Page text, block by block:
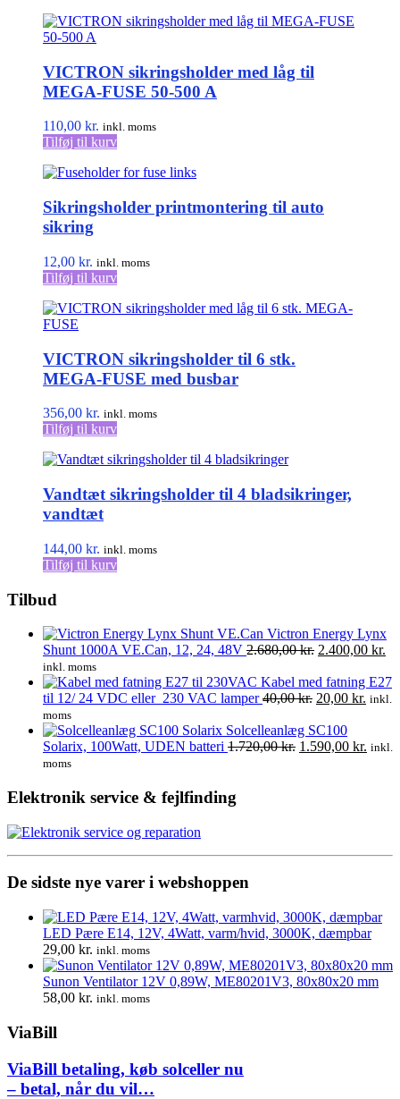
VICTRON sikringsholder med låg til
MEGA-FUSE 50-500 A
110,00 kr. inkl. moms
Tilføj til kurv
Sikringsholder printmontering til auto
sikring
12,00 kr. inkl. moms
Tilføj til kurv
VICTRON sikringsholder til 6 stk.
MEGA-FUSE med busbar
356,00 kr. inkl. moms
Tilføj til kurv
Vandtæt sikringsholder til 4 bladsikringer,
vandtæt
144,00 kr. inkl. moms
Tilføj til kurv
Tilbud
Victron Energy Lynx
Shunt 1000A VE.Can, 12, 24, 48V 2.680,00kr. Den
pris
var:
2.400,00 kr.
er:
inkl. moms
Kabel med fatning E27
til 12/ 24 VDC eller 230 VAC lamper 40,00kr. Den
pris
var:
20,00 kr. Den
er:
inkl.
moms
Solcelleanlæg SC100
Solarix, 100Watt, UDEN batteri 1.720,00kr. Den
1.590,00 kr. Den
inkl.
moms
Elektronik service & fejlfinding
De sidste nye varer i webshoppen
LED Pære E14, 12V, 4Watt, varm/hvid, 3000K, dæmpbar
29,00 kr. inkl. moms
Sunon Ventilator 12V 0,89W, ME80201V3, 80x80x20 mm
58,00 kr. inkl. moms
ViaBill
ViaBill betaling, køb solceller nu
– betal, når du vil…